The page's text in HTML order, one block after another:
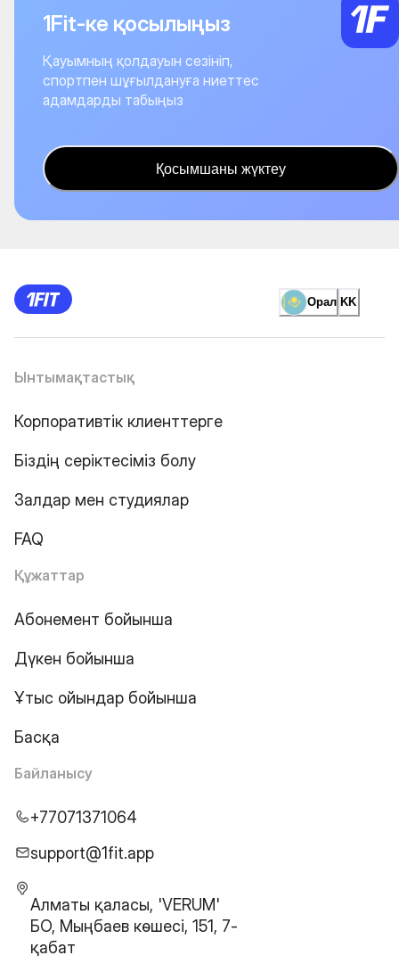
1Fit-ке қосылыңыз
Қауымның қолдауын сезініп,
спортпен шұғылдануға ниеттес
адамдарды табыңыз
Қосымшаны жүктеу
Орал KK
Ынтымақтастық
Корпоративтік клиенттерге
Біздің серіктесіміз болу
Залдар мен студиялар
FAQ
Құжаттар
Абонемент бойынша
Дүкен бойынша
Ұтыс ойындар бойынша
Басқа
Байланысу
+77071371064
support@1fit.app
Алматы қаласы, 'VERUM'
БО, Мыңбаев көшесі, 151, 7-
қабат